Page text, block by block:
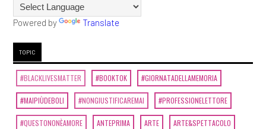
Powered by Translate
TOPIC
#BLACKLIVESMATTER #BOOKTOK #GIORNATADELLAMEMORIA
#MAIPIÙDEBOLI #NONGIUSTIFICAREMAI #PROFESSIONELETTORE
#QUESTONONÈAMORE ANTEPRIMA ARTE ARTE&SPETTACOLO